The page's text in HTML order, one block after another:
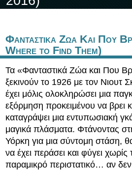
Φανταστικα Ζωα Και Που
Where to Find Them)
Τα «Φανταστικά Ζώα και Που
ξεκινούν το 1926 με τον Νιουτ
έχει μόλις ολοκληρώσει μια
εξόρμηση προκειμένου να βρει
καταγράψει μια εντυπωσιακή
μαγικά πλάσματα. Φτάνοντας
Υόρκη για μια σύντομη στάση,
να έχει περάσει και φύγει χωρίς
παραμικρό περιστατικό… αν